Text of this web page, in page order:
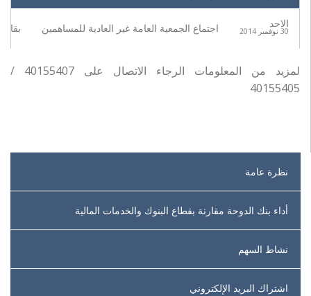
الاحد
30 نوفمبر 2014 اجتماع الجمعية العامة غير العادية للمساهمين
لمزيد من المعلومات الرجاء الاتصال على 40155407 /
40155405
نظرة عامة
أداء بنك الدوحة مقارنة بقطاع البنوك والخدمات المالية
نشاط السهم
اشتراك البريد الإلكتروني